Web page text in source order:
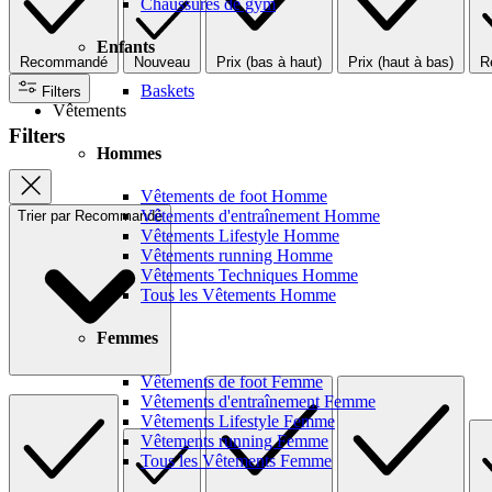
Chaussures de gym
Enfants
Baskets
Vêtements
Hommes
Vêtements de foot Homme
Vêtements d'entraînement Homme
Vêtements Lifestyle Homme
Vêtements running Homme
Vêtements Techniques Homme
Tous les Vêtements Homme
Femmes
Vêtements de foot Femme
Vêtements d'entraînement Femme
Vêtements Lifestyle Femme
Vêtements running Femme
Tous les Vêtements Femme
Recommandé Nouveau Prix (bas à haut) Prix (haut à bas)
Filters
Filters
Trier par Recommandé